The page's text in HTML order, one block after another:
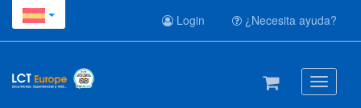
Login ¿Necesita ayuda?
Toggle